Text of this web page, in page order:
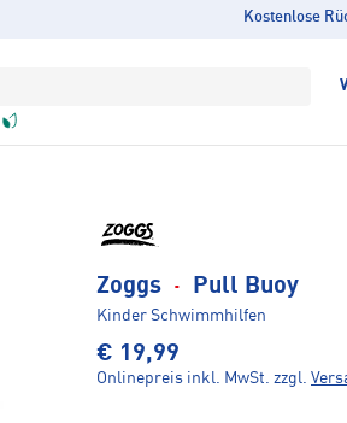
Kostenlose
Zoggs · Pull Buoy
Kinder Schwimmhilfen
€ 19,99
Onlinepreis inkl. MwSt. zzgl.